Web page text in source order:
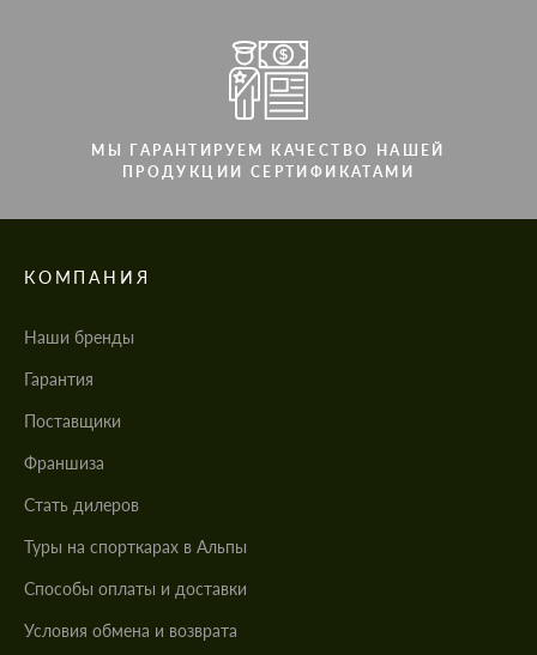
МЫ ГАРАНТИРУЕМ КАЧЕСТВО НАШЕЙ
ПРОДУКЦИИ СЕРТИФИКАТАМИ
КОМПАНИЯ
Наши бренды
Гарантия
Поставщики
Франшиза
Стать дилеров
Туры на спорткарах в Альпы
Cпособы оплаты и доставки
Условия обмена и возврата